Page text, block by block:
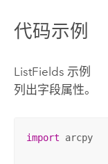
代码示例
ListFields 示例
列出字段属性。
import arcpy